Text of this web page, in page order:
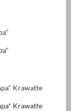
Krawatte